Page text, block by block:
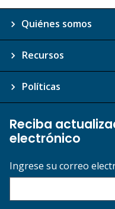
Quiénes somos
Recursos
Políticas
Reciba
electrónico
Ingrese su correo